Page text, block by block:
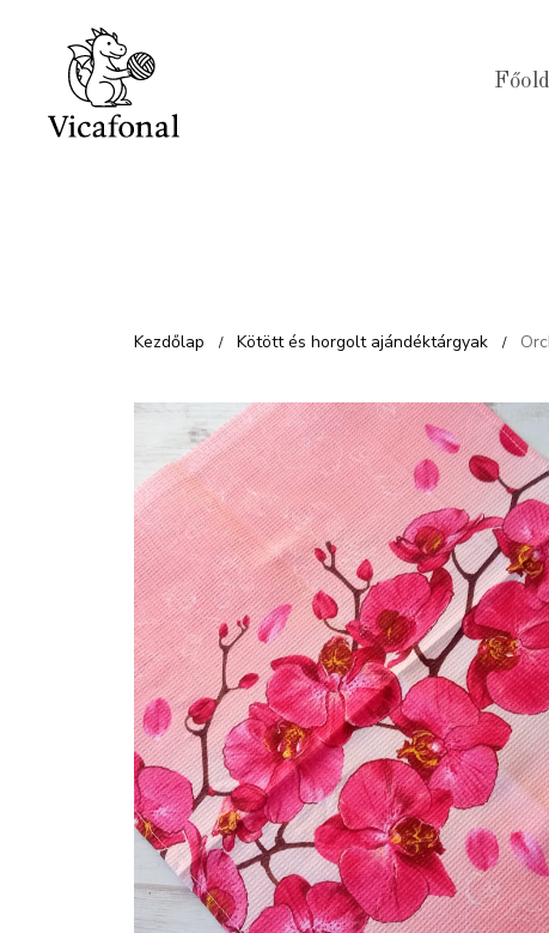
tartalomba
Kezdőlap / Kötött és horgolt ajándéktárgyak /